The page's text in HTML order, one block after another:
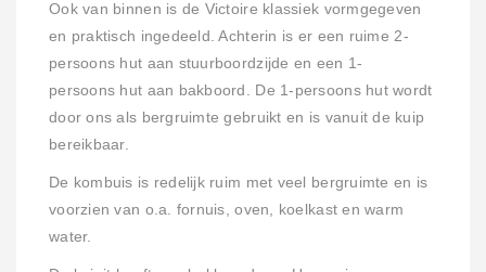
Ook van binnen is de Victoire klassiek vormgegeven
en praktisch ingedeeld. Achterin is er een ruime 2-
persoons hut aan stuurboordzijde en een 1-
persoons hut aan bakboord. De 1-persoons hut wordt
door ons als bergruimte gebruikt en is vanuit de kuip
bereikbaar.
De kombuis is redelijk ruim met veel bergruimte en is
voorzien van o.a. fornuis, oven, koelkast en warm
water.